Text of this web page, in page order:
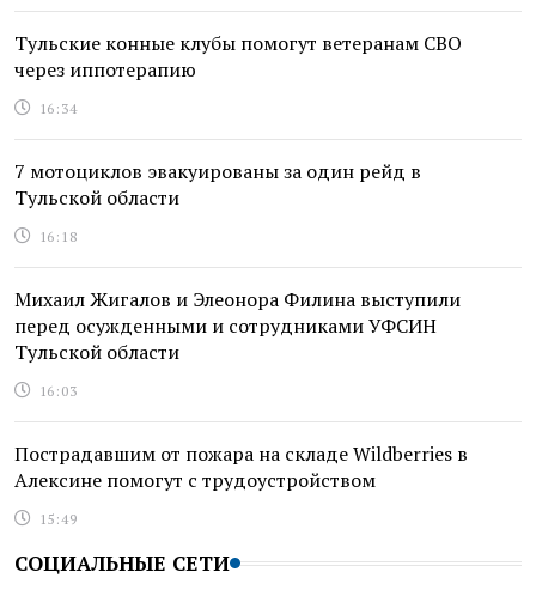
Тульские конные клубы помогут ветеранам СВО
через иппотерапию
16:34
7 мотоциклов эвакуированы за один рейд в
Тульской области
16:18
Михаил Жигалов и Элеонора Филина выступили
перед осужденными и сотрудниками УФСИН
Тульской области
16:03
Пострадавшим от пожара на складе Wildberries в
Алексине помогут с трудоустройством
15:49
СОЦИАЛЬНЫЕ СЕТИ